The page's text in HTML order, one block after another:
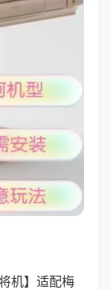
机】适配梅